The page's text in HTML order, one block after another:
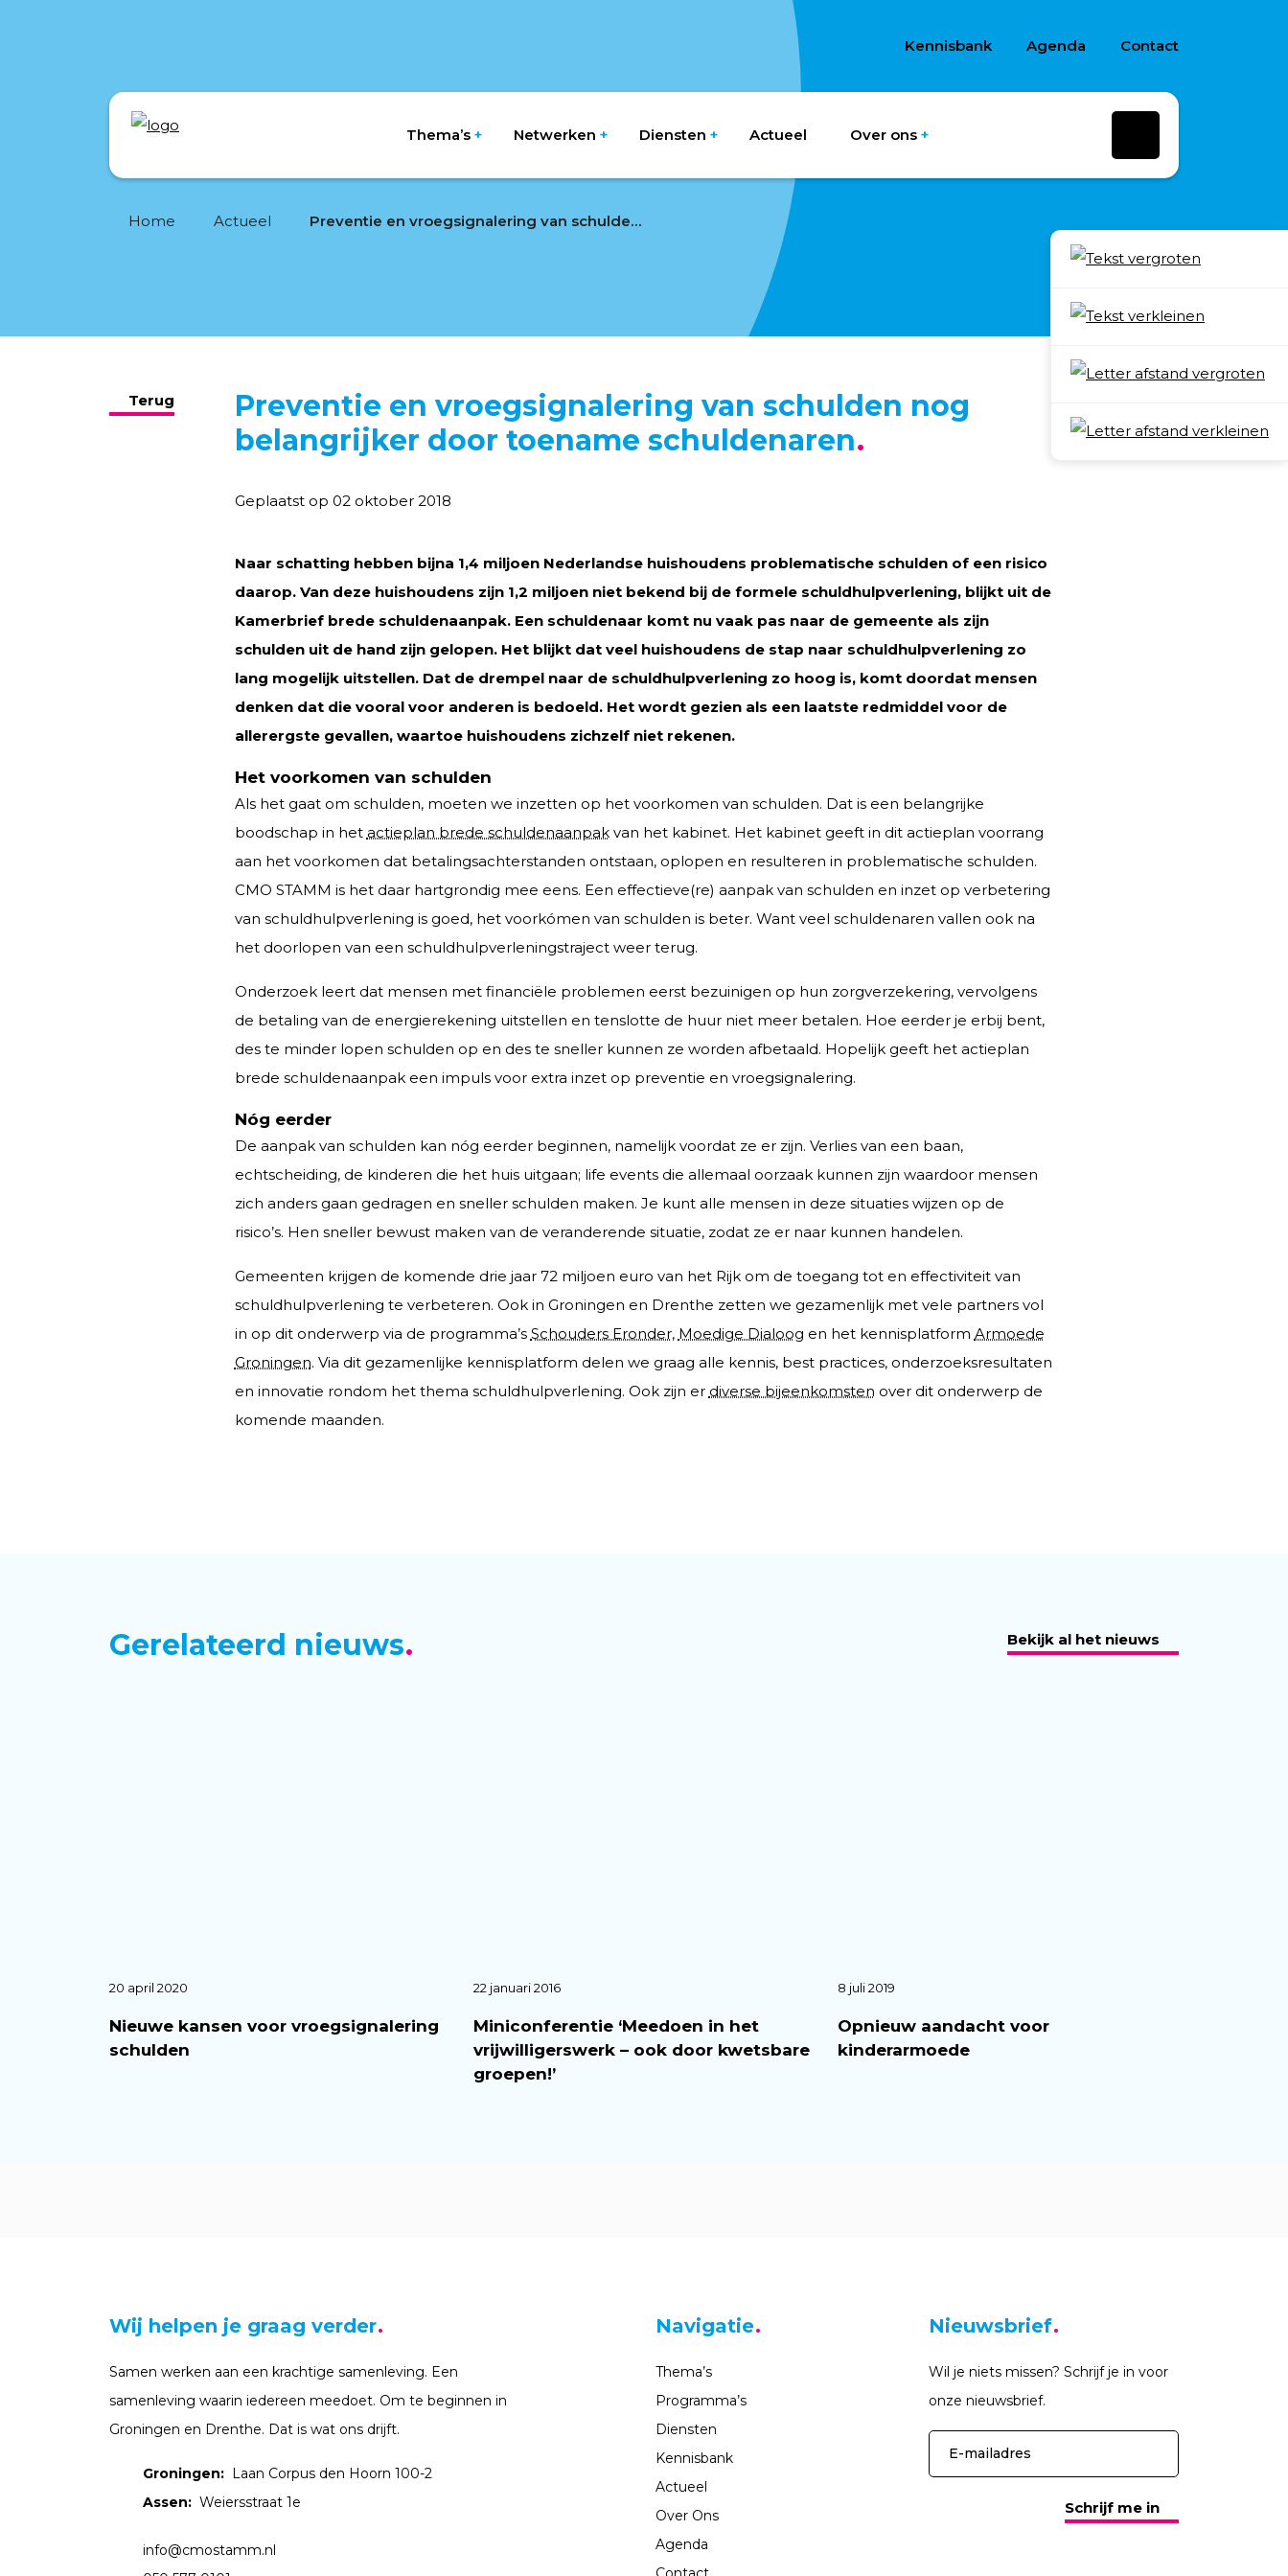
Kennisbank Agenda Contact
Thema’s Netwerken Diensten Actueel Over ons
Home Actueel Preventie en vroegsignalering van schulden nog belangrijker door toename schuldenaren
Terug
Deel
Preventie en vroegsignalering van schulden nog
belangrijker door toename schuldenaren
Geplaatst op 02 oktober 2018
Naar schatting hebben bijna 1,4 miljoen Nederlandse huishoudens problematische schulden of een risico
daarop. Van deze huishoudens zijn 1,2 miljoen niet bekend bij de formele schuldhulpverlening, blijkt uit de
Kamerbrief brede schuldenaanpak. Een schuldenaar komt nu vaak pas naar de gemeente als zijn
schulden uit de hand zijn gelopen. Het blijkt dat veel huishoudens de stap naar schuldhulpverlening zo
lang mogelijk uitstellen. Dat de drempel naar de schuldhulpverlening zo hoog is, komt doordat mensen
denken dat die vooral voor anderen is bedoeld. Het wordt gezien als een laatste redmiddel voor de
allerergste gevallen, waartoe huishoudens zichzelf niet rekenen.
Het voorkomen van schulden
Als het gaat om schulden, moeten we inzetten op het voorkomen van schulden. Dat is een belangrijke
boodschap in het actieplan brede schuldenaanpakvan het kabinet. Het kabinet geeft in dit actieplan voorrang
aan het voorkomen dat betalingsachterstanden ontstaan, oplopen en resulteren in problematische schulden.
CMO STAMM is het daar hartgrondig mee eens. Een effectieve(re) aanpak van schulden en inzet op verbetering
van schuldhulpverlening is goed, het voorkómen van schulden is beter. Want veel schuldenaren vallen ook na
het doorlopen van een schuldhulpverleningstraject weer terug.
Onderzoek leert dat mensen met financiële problemen eerst bezuinigen op hun zorgverzekering, vervolgens
de betaling van de energierekening uitstellen en tenslotte de huur niet meer betalen. Hoe eerder je erbij bent,
des te minder lopen schulden op en des te sneller kunnen ze worden afbetaald. Hopelijk geeft het actieplan
brede schuldenaanpak een impuls voor extra inzet op preventie en vroegsignalering.
Nóg eerder
De aanpak van schulden kan nóg eerder beginnen, namelijk voordat ze er zijn. Verlies van een baan,
echtscheiding, de kinderen die het huis uitgaan; life events die allemaal oorzaak kunnen zijn waardoor mensen
zich anders gaan gedragen en sneller schulden maken. Je kunt alle mensen in deze situaties wijzen op de
risico’s. Hen sneller bewust maken van de veranderende situatie, zodat ze er naar kunnen handelen.
Gemeenten krijgen de komende drie jaar 72 miljoen euro van het Rijk om de toegang tot en effectiviteit van
schuldhulpverlening te verbeteren. Ook in Groningen en Drenthe zetten we gezamenlijk met vele partners vol
in op dit onderwerp via de programma’s Schouders Eronder, Moedige Dialoog en het kennisplatform Armoede
Groningen. Via dit gezamenlijke kennisplatform delen we graag alle kennis, best practices, onderzoeksresultaten
en innovatie rondom het thema schuldhulpverlening. Ook zijn er diverse bijeenkomsten over dit onderwerp de
komende maanden.
Gerelateerd nieuws Bekijk al het nieuws
20 april 2020
Nieuwe kansen voor vroegsignalering
schulden
22 januari 2016
Miniconferentie ‘Meedoen in het
vrijwilligerswerk – ook door kwetsbare
groepen!’
8 juli 2019
Opnieuw aandacht voor
kinderarmoede
Wij helpen je graag verder
Samen werken aan een krachtige samenleving. Een
samenleving waarin iedereen meedoet. Om te beginnen in
Groningen en Drenthe. Dat is wat ons drijft.
Groningen: Laan Corpus den Hoorn 100-2
Assen: Weiersstraat 1e
info@cmostamm.nl
Navigatie
Thema’s
Programma’s
Diensten
Kennisbank
Actueel
Over Ons
Agenda
Nieuwsbrief
Wil je niets missen? Schrijf je in voor
onze nieuwsbrief.
Schrijf me in